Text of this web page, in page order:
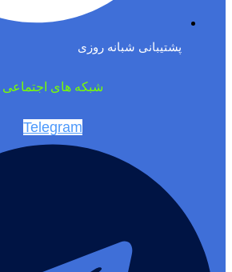
پشتیبانی شبانه روزی
شبکه های اجتماعی
Telegram